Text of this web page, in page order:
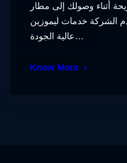
أثناء وصولك إلى مطار
الشركة خدمات ليموزين
عالية الجودة…
Know More